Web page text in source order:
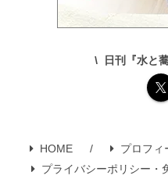
日刊『水と
HOME プロフィ
プライバシーポリシー・